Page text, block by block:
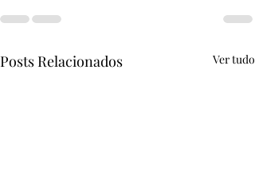
Posts Relacionados Ver tudo